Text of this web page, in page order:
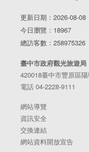
更新日期：2026-08-08
今日瀏覽：18967
總訪客數：258975326
臺中市政府觀光旅遊局
420018臺中市豐原區
電話 04-2228-9111
網站導覽
資訊安全
交換連結
網站資料開放宣告